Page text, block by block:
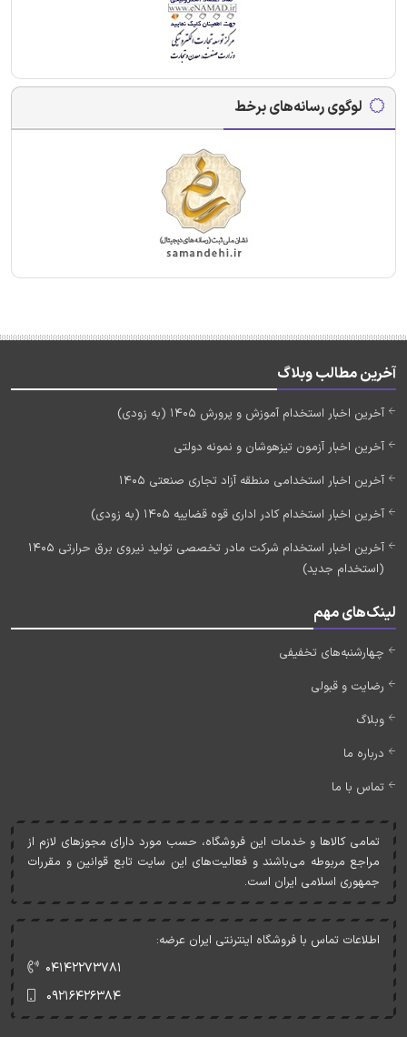
لوگوی رسانه‌های برخط
آخرین مطالب وبلاگ
آخرین اخبار استخدام آموزش و پرورش 1405 (به زودی)
آخرین اخبار آزمون تیزهوشان و نمونه دولتی
آخرین اخبار استخدامی منطقه آزاد تجاری صنعتی 1405
آخرین اخبار استخدام کادر اداری قوه قضاییه 1405 (به زودی)
آخرین اخبار استخدام شرکت مادر تخصصی تولید نیروی برق حرارتی 1405
(استخدام جدید)
لینک‌های مهم
چهارشنبه‌های تخفیفی
رضایت و قبولی
وبلاگ
درباره ما
تماس با ما
تمامی کالاها و خدمات اين فروشگاه، حسب مورد دارای مجوزهای لازم از
مراجع مربوطه می‌باشند و فعاليت‌های اين سايت تابع قوانين و مقررات
جمهوری اسلامی ايران است.
اطلاعات تماس با فروشگاه اینترنتی ایران عرضه:
۰۴۱۴۲۲۷۳۷۸۱
۰۹۲۱۶۴۲۶۳۸۴